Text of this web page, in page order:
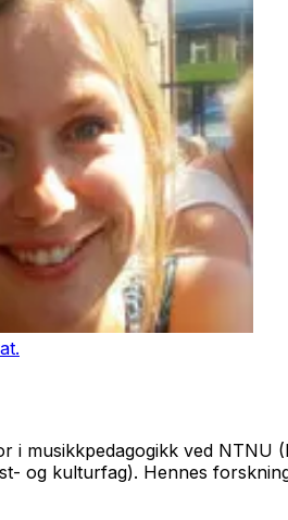
i musikkpedagogikk ved
og kulturfag). Hennes